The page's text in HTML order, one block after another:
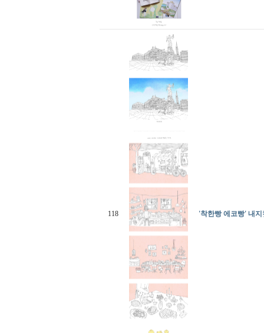
118 '착한빵 에코빵' 내지